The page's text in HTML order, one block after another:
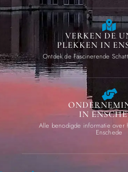
VERKEN DE
PLEKKEN IN
Ontdek de Fascinerende
IN
Alle benodigde informatie over
Enschede